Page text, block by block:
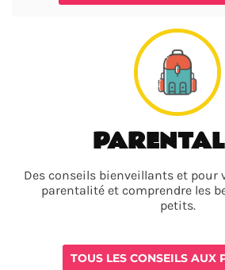
Des conseils bienveillants et pour
parentalité et comprendre les
petits.
TOUS LES CONSEILS AUX